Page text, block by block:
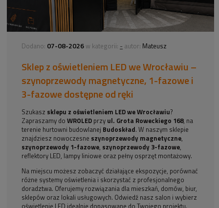
Dodano: 07-08-2026 w kategorii: - autor: Mateusz
Sklep z oświetleniem LED we Wrocławiu –
szynoprzewody magnetyczne, 1-fazowe i
3-fazowe dostępne od ręki
Szukasz sklepu z oświetleniem LED we Wrocławiu?
Zapraszamy doWROLED przy ul. Grota Roweckiego 168, na
terenie hurtowni budowlanej Budoskład. W naszym sklepie
znajdziesz nowoczesne szynoprzewody magnetyczne,
szynoprzewody 1-fazowe, szynoprzewody 3-fazowe,
reflektory LED, lampy liniowe oraz pełny osprzęt montażowy.
Na miejscu możesz zobaczyć działające ekspozycje, porównać
różne systemy oświetlenia i skorzystać z profesjonalnego
doradztwa. Oferujemy rozwiązania dla mieszkań, domów, biur,
sklepów oraz lokali usługowych. Odwiedź nasz salon i wybierz